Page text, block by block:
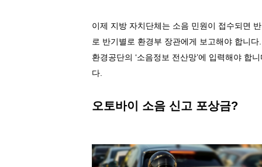
이제 지방 자치단체는 소음 민원이 접수되면
로 반기별로 환경부 장관에게 보고해야 합니다
환경공단의 ‘소음정보 전산망’에 입력해야 합니
다
오토바이 소음 신고 포상금?